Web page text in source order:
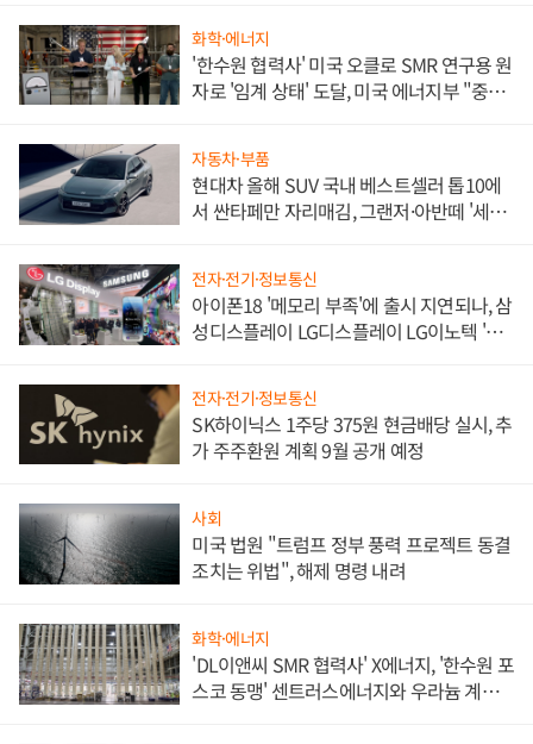
화학·에너지
'한수원 협력사' 미국 오클로 SMR 연구용 원
자로 '임계 상태' 도달, 미국 에너지부 "중요
자동차·부품
현대차 올해 SUV 국내 베스트셀러 톱10에
서 싼타페만 자리매김, 그랜저·아반떼 '세단
전자·전기·정보통신
아이폰18 '메모리 부족'에 출시 지연되나, 삼
성디스플레이 LG디스플레이 LG이노텍 '탈
전자·전기·정보통신
SK하이닉스 1주당 375원 현금배당 실시, 추
가 주주환원 계획 9월 공개 예정
사회
미국 법원 "트럼프 정부 풍력 프로젝트 동결
조치는 위법", 해제 명령 내려
화학·에너지
'DL이앤씨 SMR 협력사' X에너지, '한수원 포
스코 동맹' 센트러스에너지와 우라늄 계약